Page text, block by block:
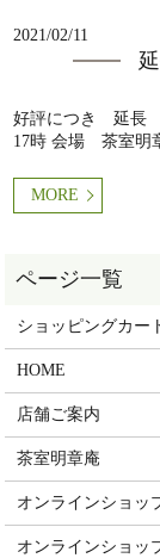
2021/02/11
好評につき 延長
17時 会場 茶室明
MORE
ショッピングカー
HOME
店舗ご案内
茶室明章庵
オンラインショッ
オンラインショ